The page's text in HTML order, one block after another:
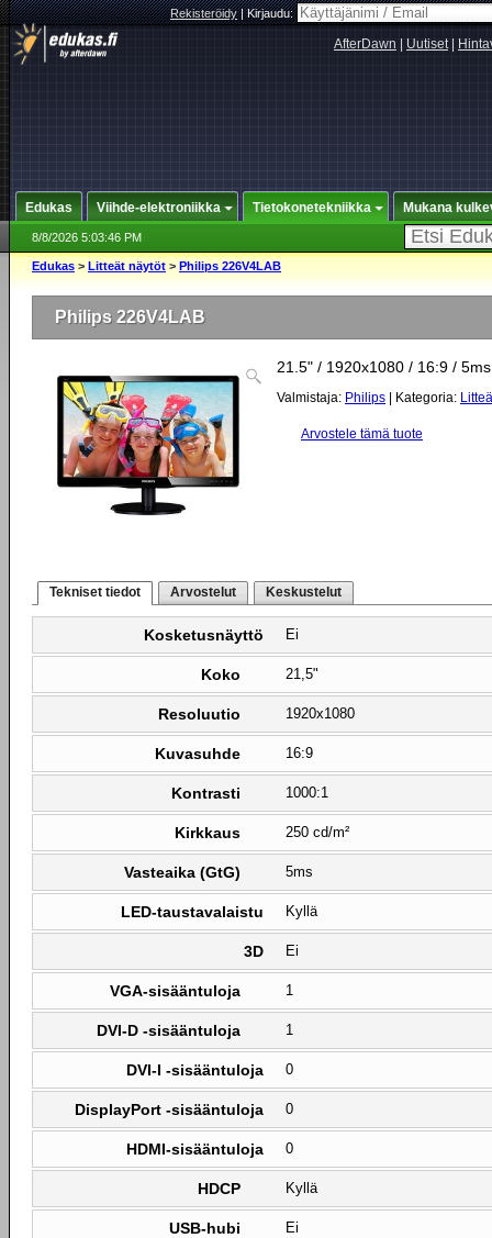
Rekisteröidy|Kirjaudu:
AfterDawn Uutiset|
Edukas Viihde-elektroniikka Tietokonetekniikka Mukana
8/8/2026 5:03:46 PM
Edukas > Litteät näytöt > Philips 226V4LAB
Philips 226V4LAB
21.5" / 1920x1080 / 16:9 / 5ms
Valmistaja: Philips | Kategoria:
Arvostele tämä tuote
Tekniset tiedot Arvostelut Keskustelut
Kosketusnäyttö Ei
Koko 21,5"
Resoluutio 1920x1080
Kuvasuhde 16:9
Kontrasti 1000:1
Kirkkaus 250 cd/m²
Vasteaika (GtG) 5ms
LED-taustavalaistu Kyllä
3D Ei
VGA-sisääntuloja 1
DVI-D -sisääntuloja 1
DVI-I -sisääntuloja 0
DisplayPort -sisääntuloja 0
HDMI-sisääntuloja 0
HDCP Kyllä
USB-hubi Ei